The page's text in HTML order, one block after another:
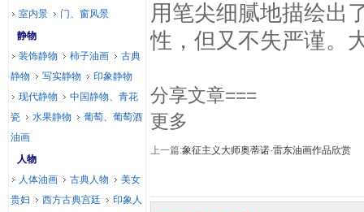
用笔尖细腻地描绘出
性，但又不失严谨。
分享文章===
更多
上一篇:象征主义大师奥蒂诺·雷东油画作品欣赏
室内景
门、窗风景
静物
装饰静物
柿子油画
古典
静物
写实静物
印象静物
现代静物
中国静物、青花
瓷
水果静物
葡萄、葡萄酒
油画
人物
人体油画
古典人物
美女
贵妇
西方古典宫廷
印象人